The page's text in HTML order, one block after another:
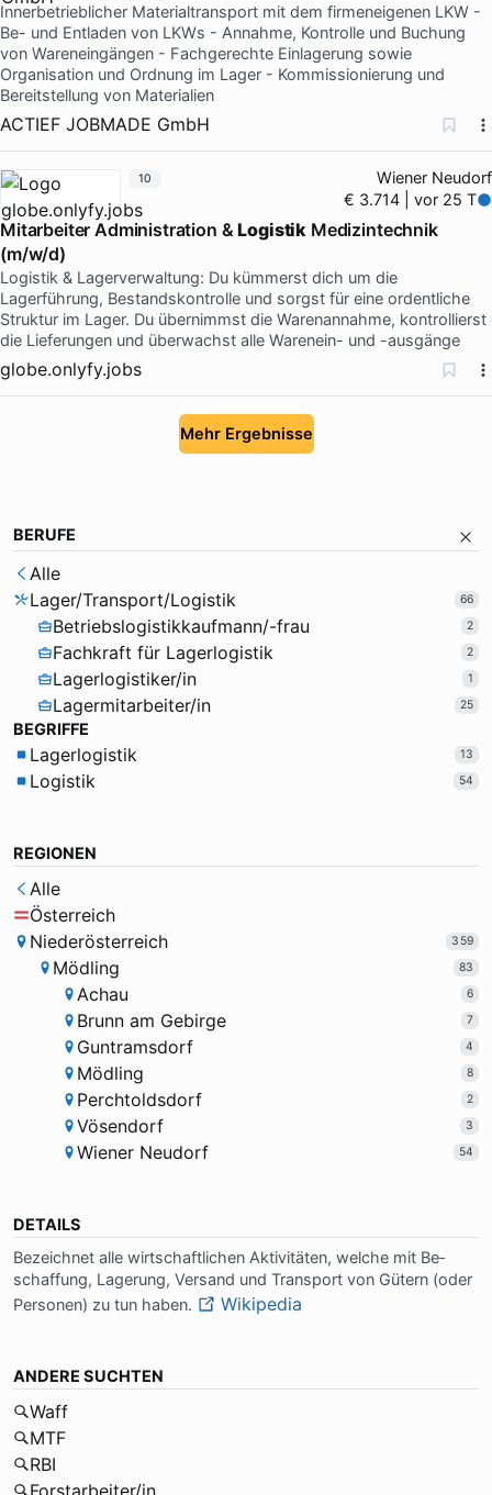
Innerbetrieblicher Materialtransport mit dem firmeneigenen LKW -
Be- und Entladen von LKWs - Annahme, Kontrolle und Buchung
von Wareneingängen - Fachgerechte Einlagerung sowie
Organisation und Ordnung im Lager - Kommissionierung und
Bereitstellung von Materialien
ACTIEF JOBMADE GmbH
Wiener Neudorf
€ 3.714 | vor 25 T
Mitarbeiter Administration &Logistik Medizintechnik
(m/w/d)
Logistik & Lagerverwaltung: Du kümmerst dich um die
Lagerführung, Bestandskontrolle und sorgst für eine ordentliche
Struktur im Lager. Du übernimmst die Warenannahme, kontrollierst
die Lieferungen und überwachst alle Warenein- und -ausgänge
globe.onlyfy.jobs
10
Mehr Ergebnisse
BERUFE
Alle
Lager/Transport/Logistik
66
Betriebslogistikkaufmann/-frau 2
Fachkraft für Lagerlogistik 2
Lagerlogistiker/in 1
Lagermitarbeiter/in 25
BEGRIFFE
Lagerlogistik 13
Logistik 54
REGIONEN
Alle
Österreich
Niederösterreich
359
Mödling 83
Achau 6
Brunn am Gebirge 7
Guntramsdorf 4
Mödling 8
Perchtoldsdorf 2
Vösendorf 3
Wiener Neudorf 54
DETAILS
Be­zeich­net al­le wirt­schaft­li­chen Ak­ti­vi­tä­ten, wel­che mit Be­
schaf­fung, La­ge­rung, Ver­sand und Trans­port von Gü­tern (oder
Per­so­nen) zu tun ha­ben.
Wikipedia
ANDERE SUCHTEN
Waff
MTF
RBI
Forstarbeiter/in